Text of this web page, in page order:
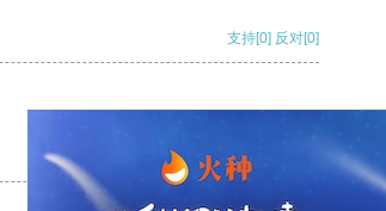
支持[0] 反对[0]
支持